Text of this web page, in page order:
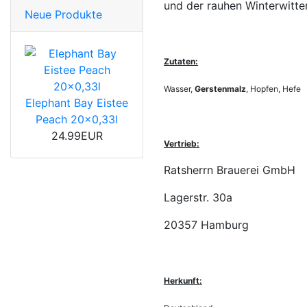
und der rauhen
Zutaten:
Wasser, Gerstenmalz, Hopfen, Hefe
Vertrieb:
Ratsherrn Brauerei GmbH
Lagerstr. 30a
20357 Hamburg
Herkunft:
Neue Produkte
Elephant Bay Eistee
Peach 20x0,33l
24.99EUR